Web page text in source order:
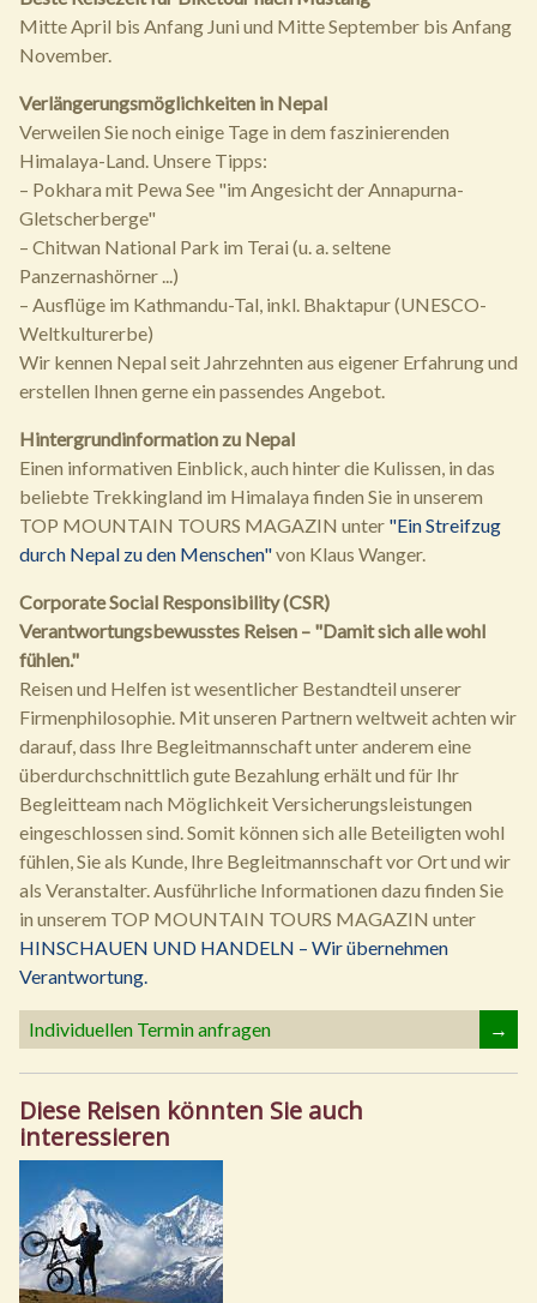
Mitte April bis Anfang Juni und Mitte September bis Anfang
November.
Verlängerungsmöglichkeiten in Nepal
Verweilen Sie noch einige Tage in dem faszinierenden
Himalaya-Land. Unsere Tipps:
– Pokhara mit Pewa See "im Angesicht der Annapurna-
Gletscherberge"
– Chitwan National Park im Terai (u. a. seltene
Panzernashörner ...)
– Ausflüge im Kathmandu-Tal, inkl. Bhaktapur (UNESCO-
Weltkulturerbe)
Wir kennen Nepal seit Jahrzehnten aus eigener Erfahrung und
erstellen Ihnen gerne ein passendes Angebot.
Hintergrundinformation zu Nepal
Einen informativen Einblick, auch hinter die Kulissen, in das
beliebte Trekkingland im Himalaya finden Sie in unserem
TOP MOUNTAIN TOURS MAGAZIN unter "Ein Streifzug
durch Nepal zu den Menschen"von Klaus Wanger.
Corporate Social Responsibility (CSR)
Verantwortungsbewusstes Reisen – "Damit sich alle wohl
fühlen."
Reisen und Helfen ist wesentlicher Bestandteil unserer
Firmenphilosophie. Mit unseren Partnern weltweit achten wir
darauf, dass Ihre Begleitmannschaft unter anderem eine
überdurchschnittlich gute Bezahlung erhält und für Ihr
Begleitteam nach Möglichkeit Versicherungsleistungen
eingeschlossen sind. Somit können sich alle Beteiligten wohl
fühlen, Sie als Kunde, Ihre Begleitmannschaft vor Ort und wir
als Veranstalter. Ausführliche Informationen dazu finden Sie
in unserem TOP MOUNTAIN TOURS MAGAZIN unter
HINSCHAUEN UND HANDELN – Wir übernehmen
Verantwortung.
Individuellen Termin anfragen →
Diese Reisen könnten Sie auch
interessieren